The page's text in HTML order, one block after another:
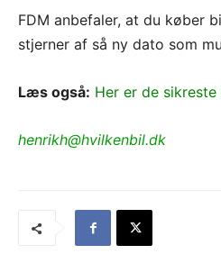
FDM anbefaler, at du køber
stjerner af så ny dato som
Læs også: Her er de
henrikh@hvilkenbil.dk